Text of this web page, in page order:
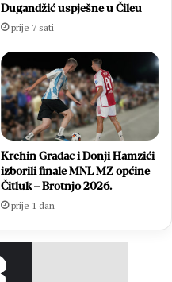
Dugandžić uspješne u Čileu
prije 7 sati
Krehin Gradac i Donji Hamzići
izborili finale MNL MZ općine
Čitluk – Brotnjo 2026.
prije 1 dan